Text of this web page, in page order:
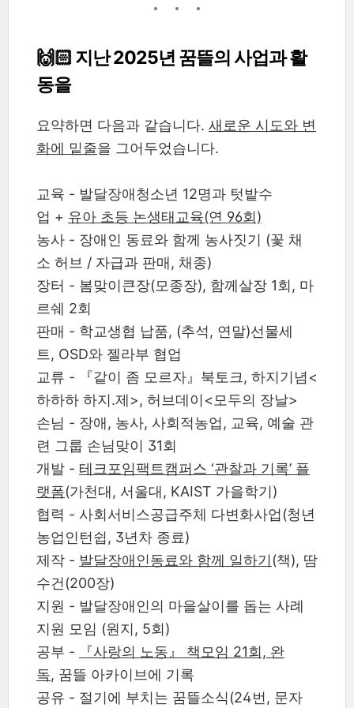
🙌🏻 지난 2025년 꿈뜰의 사업과 활
동을
요약하면 다음과 같습니다. 새로운 시도와 변
화에 밑줄을 그어두었습니다.
교육 - 발달장애청소년 12명과 텃밭수
업 + 유아 초등 논생태교육(연 96회)
농사 - 장애인 동료와 함께 농사짓기 (꽃 채
소 허브 / 자급과 판매, 채종)
장터 - 봄맞이큰장(모종장), 함께살장 1회, 마
르쉐 2회
판매 - 학교생협 납품, (추석, 연말)선물세
트, OSD와 젤라부 협업
교류 - 『같이 좀 모르자』북토크, 하지기념<
하하하 하지.제>, 허브데이<모두의 장날>
손님 - 장애, 농사, 사회적농업, 교육, 예술 관
련 그룹 손님맞이 31회
개발 - 테크포임팩트캠퍼스 ‘관찰과 기록’ 플
랫폼(가천대, 서울대, KAIST 가을학기)
협력 - 사회서비스공급주체 다변화사업(청년
농업인턴쉽, 3년차 종료)
제작 - 발달장애인동료와 함께 일하기 (책), 땀
수건(200장)
지원 - 발달장애인의 마을살이를 돕는 사례
지원 모임 (원지, 5회)
공부 -
『사랑의 노동』 책모임 21회, 완
독, 꿈뜰 아카이브에 기록
공유 - 절기에 부치는 꿈뜰소식(24번, 문자